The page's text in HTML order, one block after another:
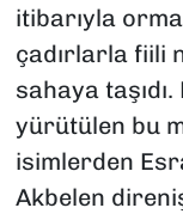
itibarıyla
çadırlarla fiili
sahaya
yürütülen bu
isimlerden
Akbelen